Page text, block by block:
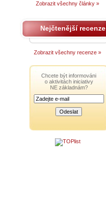
Zobrazit všechny články »
Nejčtenější recenze
Zobrazit všechny recenze »
Chcete být informováni
o aktivitách iniciativy
NE základnám?